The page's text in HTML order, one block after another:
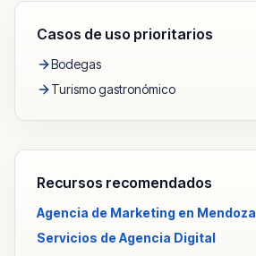
Casos de uso prioritarios
Bodegas
Turismo gastronómico
Recursos recomendados
Agencia de Marketing en Mendoza
Servicios de Agencia Digital